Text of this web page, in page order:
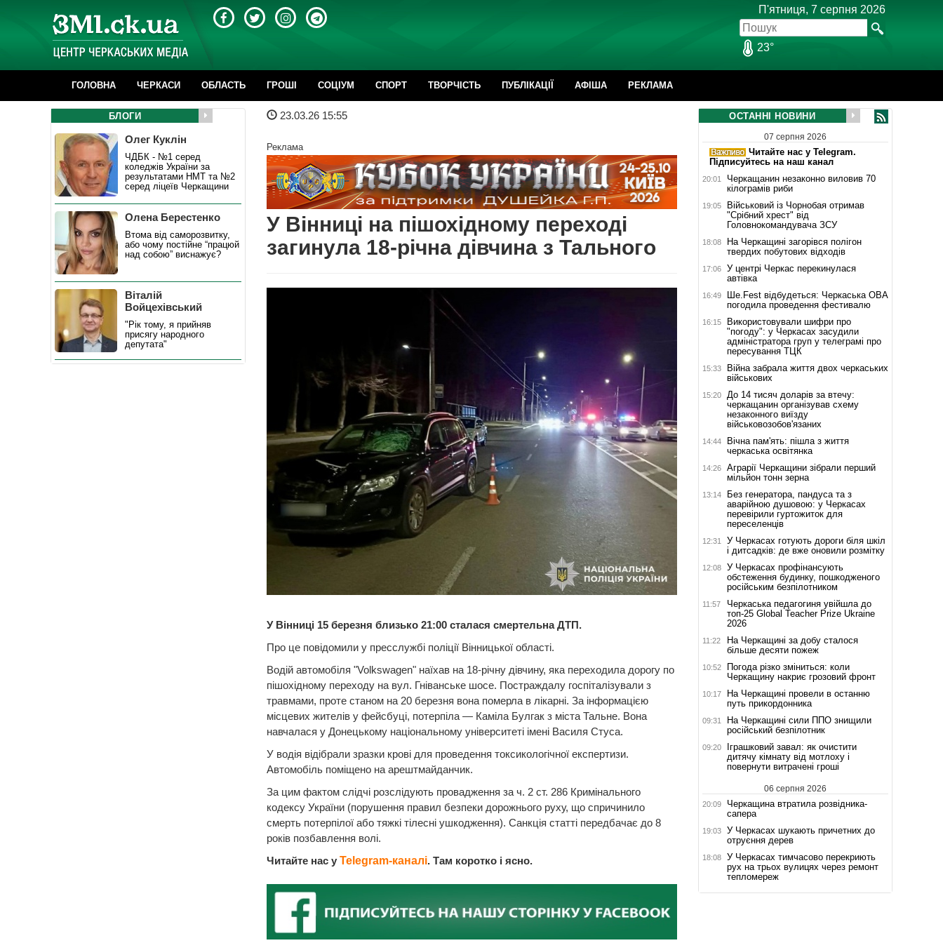
П'ятниця, 7 серпня 2026
23°
ГОЛОВНА ЧЕРКАСИ ОБЛАСТЬ ГРОШІ CОЦІУМ СПОРТ ТВОРЧІСТЬ ПУБЛІКАЦІЇ АФІША РЕКЛАМА
23.03.26 15:55
Реклама
У Вінниці на пішохідному переході
загинула 18-річна дівчина з Тального
У Вінниці 15 березня близько 21:00 сталася смертельна ДТП.
Про це повідомили у пресслужбі поліції Вінницької області.
Водій автомобіля "Volkswagen" наїхав на 18-річну дівчину, яка переходила дорогу по
пішохідному переходу на вул. Гніванське шосе. Постраждалу госпіталізували з
травмами, проте станом на 20 березня вона померла в лікарні. За інформацією
місцевих жителів у фейсбуці, потерпіла — Каміла Булгак з міста Тальне. Вона
навчалася у Донецькому національному університеті імені Василя Стуса.
У водія відібрали зразки крові для проведення токсикологічної експертизи.
Автомобіль поміщено на арештмайданчик.
За цим фактом слідчі розслідують провадження за ч. 2 ст. 286 Кримінального
кодексу України (порушення правил безпеки дорожнього руху, що спричинило
смерть потерпілої або тяжкі тілесні ушкодження). Санкція статті передбачає до 8
років позбавлення волі.
Читайте нас у Telegram-каналі. Там коротко і ясно.
БЛОГИ
Олег Куклін
ЧДБК - №1 серед
коледжів України за
результатами НМТ та №2
серед ліцеїв Черкащини
Олена Берестенко
Втома від саморозвитку,
або чому постійне “працюй
над собою” виснажує?
Віталій
Войцехівський
"Рік тому, я прийняв
присягу народного
депутата"
ОСТАННІ НОВИНИ
07 серпня 2026
Читайте нас у Telegram.
Підписуйтесь на наш канал
20:01
Черкащанин незаконно виловив 70
кілограмів риби
19:05
Військовий із Чорнобая отримав
"Срібний хрест" від
Головнокомандувача ЗСУ
18:08
На Черкащині загорівся полігон
твердих побутових відходів
17:06
У центрі Черкас перекинулася
автівка
16:49
Ше.Fest відбудеться: Черкаська ОВА
погодила проведення фестивалю
16:15
Використовували шифри про
"погоду": у Черкасах засудили
адміністратора груп у телеграмі про
пересування ТЦК
15:33
Війна забрала життя двох черкаських
військових
15:20
До 14 тисяч доларів за втечу:
черкащанин організував схему
незаконного виїзду
військовозобов'язаних
14:44
Вічна пам'ять: пішла з життя
черкаська освітянка
14:26
Аграрії Черкащини зібрали перший
мільйон тонн зерна
13:14
Без генератора, пандуса та з
аварійною душовою: у Черкасах
перевірили гуртожиток для
переселенців
12:31
У Черкасах готують дороги біля шкіл
і дитсадків: де вже оновили розмітку
12:08
У Черкасах профінансують
обстеження будинку, пошкодженого
російським безпілотником
11:57
Черкаська педагогиня увійшла до
топ-25 Global Teacher Prize Ukraine
2026
11:22
На Черкащині за добу сталося
більше десяти пожеж
10:52
Погода різко зміниться: коли
Черкащину накриє грозовий фронт
10:17
На Черкащині провели в останню
путь прикордонника
09:31
На Черкащині сили ППО знищили
російський безпілотник
09:20
Іграшковий завал: як очистити
дитячу кімнату від мотлоху і
повернути витрачені гроші
06 серпня 2026
20:09
Черкащина втратила розвідника-
сапера
19:03
У Черкасах шукають причетних до
отруєння дерев
18:08
У Черкасах тимчасово перекриють
рух на трьох вулицях через ремонт
тепломереж